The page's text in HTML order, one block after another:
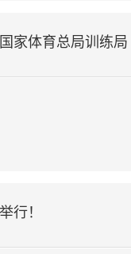
家体育总局训练局
行！